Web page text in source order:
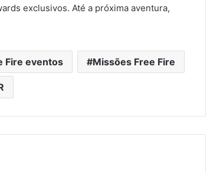
exclusivos. Até a próxima aventura,
Fire eventos Missões Free Fire